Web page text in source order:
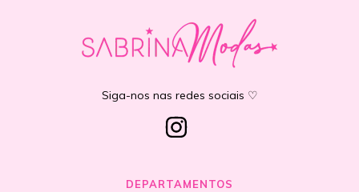
Siga-nos nas redes sociais ♡
DEPARTAMENTOS